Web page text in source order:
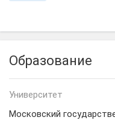
Образование
Университет
Московский